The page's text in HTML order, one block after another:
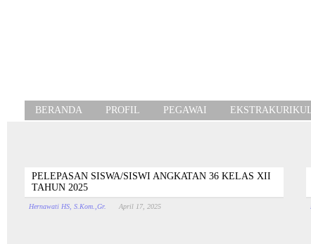
BERANDA PROFIL PEGAWAI
PELEPASAN SISWA/SISWI ANGKATAN 36 KELAS XII
TAHUN 2025
Hernawati HS, S.Kom.,Gr. April 17, 2025